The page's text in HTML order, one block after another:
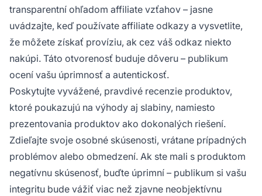
transparentní ohľadom affiliate vzťahov – jasne
uvádzajte, keď používate affiliate odkazy a vysvetlite,
že môžete získať províziu, ak cez váš odkaz niekto
nakúpi. Táto otvorenosť buduje dôveru – publikum
ocení vašu úprimnosť a autentickosť.
Poskytujte vyvážené, pravdivé recenzie produktov,
ktoré poukazujú na výhody aj slabiny, namiesto
prezentovania produktov ako dokonalých riešení.
Zdieľajte svoje osobné skúsenosti, vrátane prípadných
problémov alebo obmedzení. Ak ste mali s produktom
negatívnu skúsenosť, buďte úprimní – publikum si vašu
integritu bude vážiť viac než zjavne neobjektívnu